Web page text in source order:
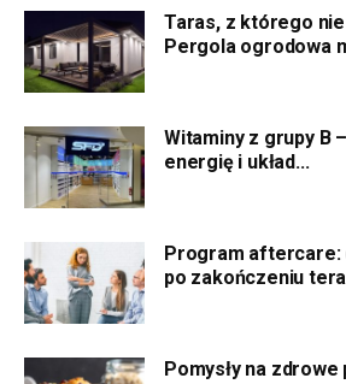
Taras, z którego
Pergola ogrodowa
Witaminy z grupy B
energię i układ...
Program aftercare:
po zakończeniu
Pomysły na